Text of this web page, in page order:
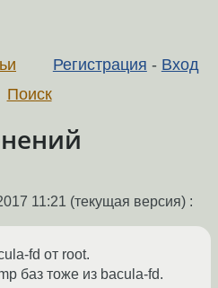
Регистрация - Вход
Поиск
11:21 (текущая версия) :
fd от root.
баз тоже из bacula-fd.